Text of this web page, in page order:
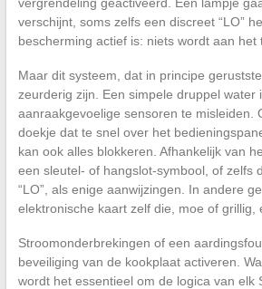
verschijnt, soms zelfs een discreet “LO”
bescherming actief is: niets wordt aan het
Maar dit systeem, dat in principe
zeurderig zijn. Een simpele druppel water
aanraakgevoelige sensoren te misleiden.
doekje dat te snel over het
kan ook alles blokkeren. Afhankelijk van
een sleutel- of hangslot-symbool, of zelfs
“LO”, als enige aanwijzingen. In andere
elektronische kaart zelf die, moe of grillig,
Stroomonderbrekingen of een
beveiliging van de kookplaat activeren.
wordt het essentieel om de logica van elk